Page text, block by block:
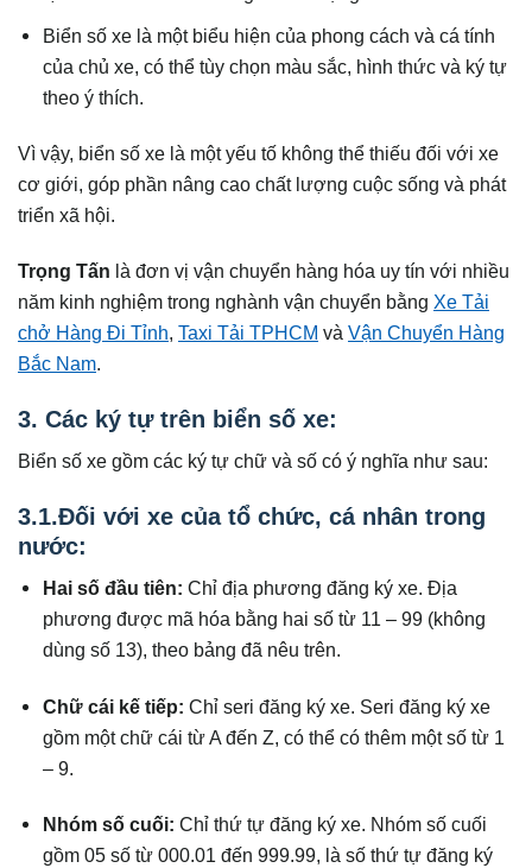
Biển số xe là một biểu hiện của phong cách và cá tính
của chủ xe, có thể tùy chọn màu sắc, hình thức và ký tự
theo ý thích.
Vì vậy, biển số xe là một yếu tố không thể thiếu đối với xe
cơ giới, góp phần nâng cao chất lượng cuộc sống và phát
triển xã hội.
Trọng Tấn là đơn vị vận chuyển hàng hóa uy tín với nhiều
năm kinh nghiệm trong nghành vận chuyển bằng Xe Tải
chở Hàng Đi Tỉnh, Taxi Tải TPHCM và Vận Chuyển Hàng
Bắc Nam.
3. Các ký tự trên biển số xe:
Biển số xe gồm các ký tự chữ và số có ý nghĩa như sau:
3.1.Đối với xe của tổ chức, cá nhân trong
nước:
Hai số đầu tiên: Chỉ địa phương đăng ký xe. Địa
phương được mã hóa bằng hai số từ 11 – 99 (không
dùng số 13), theo bảng đã nêu trên.
Chữ cái kế tiếp: Chỉ seri đăng ký xe. Seri đăng ký xe
gồm một chữ cái từ A đến Z, có thể có thêm một số từ 1
– 9.
Nhóm số cuối: Chỉ thứ tự đăng ký xe. Nhóm số cuối
gồm 05 số từ 000.01 đến 999.99, là số thứ tự đăng ký